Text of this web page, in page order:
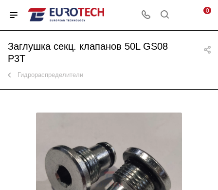
0
Заглушка секц. клапанов 50L GS08
P3T
Гидрораспределители